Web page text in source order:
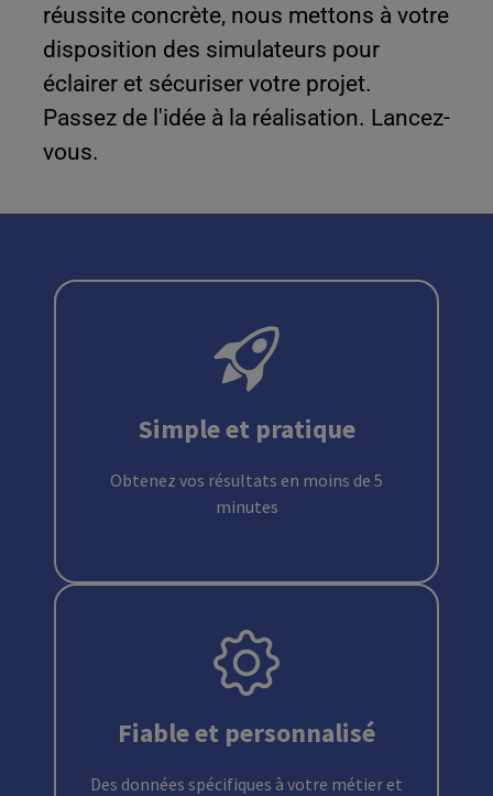
réussite concrète, nous mettons à votre
disposition des simulateurs pour
éclairer et sécuriser votre projet.
Passez de l'idée à la réalisation. Lancez-
vous.
Simple et pratique
Obtenez vos résultats en moins de 5
minutes
Fiable et personnalisé
Des données spécifiques à votre métier et